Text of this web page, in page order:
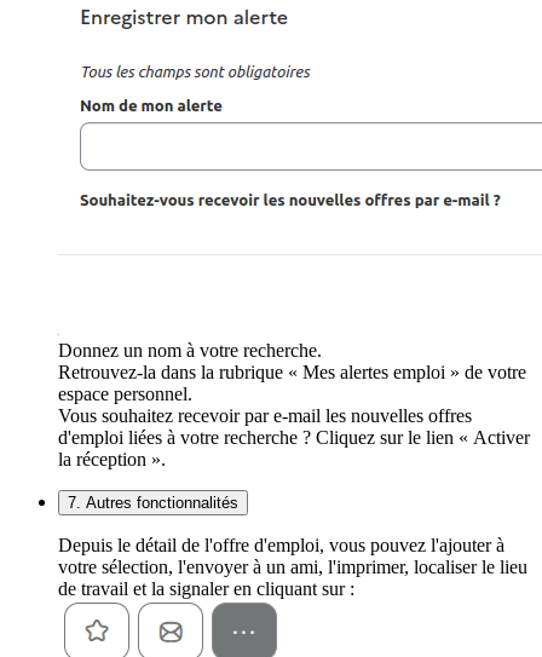
Donnez un nom à votre recherche.
Retrouvez-la dans la rubrique « Mes alertes emploi » de votre
espace personnel.
Vous souhaitez recevoir par e-mail les nouvelles offres
d'emploi liées à votre recherche ? Cliquez sur le lien « Activer
la réception ».
7. Autres fonctionnalités
Depuis le détail de l'offre d'emploi, vous pouvez l'ajouter à
votre sélection, l'envoyer à un ami, l'imprimer, localiser le lieu
de travail et la signaler en cliquant sur :